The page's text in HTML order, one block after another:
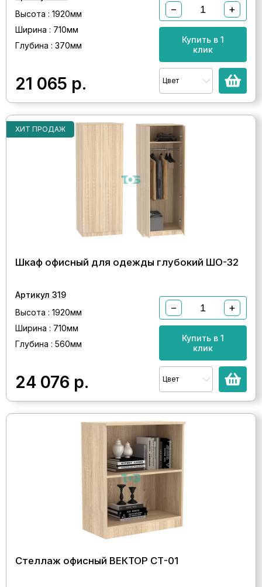
Высота : 1920мм
Ширина : 710мм
Глубина : 370мм
21 065 р.
− +
Купить в 1
клик
Цвет
ХИТ ПРОДАЖ
Шкаф офисный для одежды глубокий ШО-32
Артикул 319
Высота : 1920мм
Ширина : 710мм
Глубина : 560мм
24 076 р.
− +
Купить в 1
клик
Цвет
Стеллаж офисный ВЕКТОР СТ-01